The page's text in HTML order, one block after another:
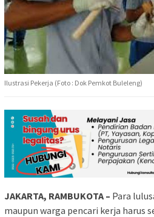
Ilustrasi Pekerja (Foto : Dok Pemkot Buleleng)
JAKARTA, RAMBUKOTA – Para
maupun warga pencari kerja harus